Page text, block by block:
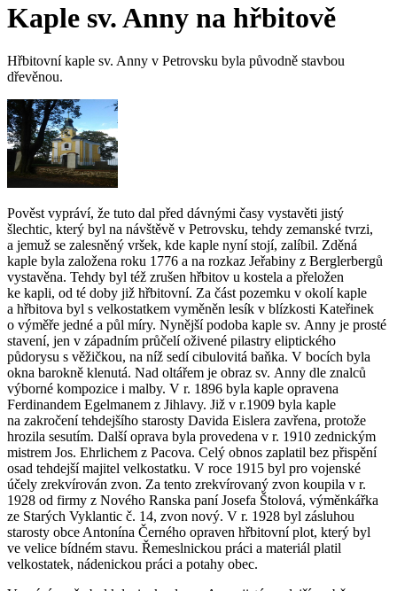
Kaple sv. Anny na hřbitově
Hřbitovní kaple sv. Anny v Petrovsku byla původně stavbou
dřevěnou.
Pověst vypráví, že tuto dal před dávnými časy vystavěti jistý
šlechtic, který byl na návštěvě v Petrovsku, tehdy zemanské tvrzi,
a jemuž se zalesněný vršek, kde kaple nyní stojí, zalíbil. Zděná
kaple byla založena roku 1776 a na rozkaz Jeřabiny z Berglerbergů
vystavěna. Tehdy byl též zrušen hřbitov u kostela a přeložen
ke kapli, od té doby již hřbitovní. Za část pozemku v okolí kaple
a hřbitova byl s velkostatkem vyměněn lesík v blízkosti Kateřinek
o výměře jedné a půl míry. Nynější podoba kaple sv. Anny je prosté
stavení, jen v západním průčelí oživené pilastry eliptického
půdorysu s věžičkou, na níž sedí cibulovitá baňka. V bocích byla
okna barokně klenutá. Nad oltářem je obraz sv. Anny dle znalců
výborné kompozice i malby. V r. 1896 byla kaple opravena
Ferdinandem Egelmanem z Jihlavy. Již v r.1909 byla kaple
na zakročení tehdejšího starosty Davida Eislera zavřena, protože
hrozila sesutím. Další oprava byla provedena v r. 1910 zednickým
mistrem Jos. Ehrlichem z Pacova. Celý obnos zaplatil bez přispění
osad tehdejší majitel velkostatku. V roce 1915 byl pro vojenské
účely zrekvírován zvon. Za tento zrekvírovaný zvon koupila v r.
1928 od firmy z Nového Ranska paní Josefa Štolová, výměnkářka
ze Starých Vyklantic č. 14, zvon nový. V r. 1928 byl zásluhou
starosty obce Antonína Černého opraven hřbitovní plot, který byl
ve velice bídném stavu. Řemeslnickou práci a materiál platil
velkostatek, nádenickou práci a potahy obec.